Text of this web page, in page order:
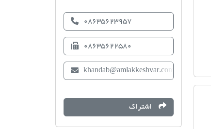
08635623957
08635622580
khandab@amlakkeshvar.com
اشتراک